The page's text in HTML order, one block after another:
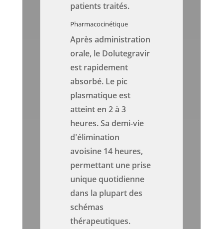
patients traités.
Pharmacocinétique
Après administration
orale, le Dolutegravir
est rapidement
absorbé. Le pic
plasmatique est
atteint en 2 à 3
heures. Sa demi-vie
d'élimination
avoisine 14 heures,
permettant une prise
unique quotidienne
dans la plupart des
schémas
thérapeutiques.